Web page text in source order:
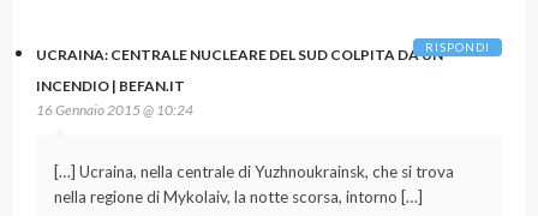
UCRAINA: CENTRALE NUCLEARE DEL SUD COLPITA DA UN
INCENDIO | BEFAN.IT
16 Gennaio 2015 @ 10:24
[…] Ucraina, nella centrale di Yuzhnoukrainsk, che si trova
nella regione di Mykolaiv, la notte scorsa, intorno […]
RISPONDI